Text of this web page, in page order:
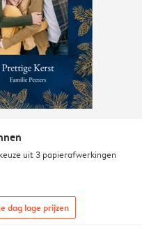
uit 3 papierafwerkingen
dag lage prijzen